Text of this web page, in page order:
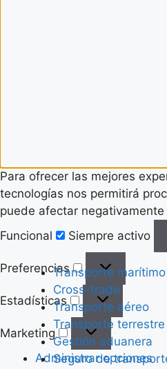
Para ofrecer las mejores
tecnologías nos permitirá
puede afectar
Funcional
Siempre activo
Preferencias
Estadísticas
Estadísticas
Marketing
Marketing
Administrar opciones
Transporte marítimo
Cross-trade
Transporte aéreo
Transporte terrestre
Gestión aduanera
Seguro de